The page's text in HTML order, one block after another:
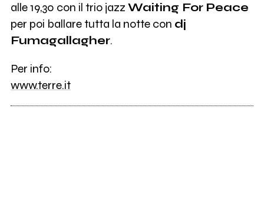
alle 19,30 con il trio jazz Waiting For Peace
per poi ballare tutta la notte con dj
Fumagallagher.
Per info:
www.terre.it